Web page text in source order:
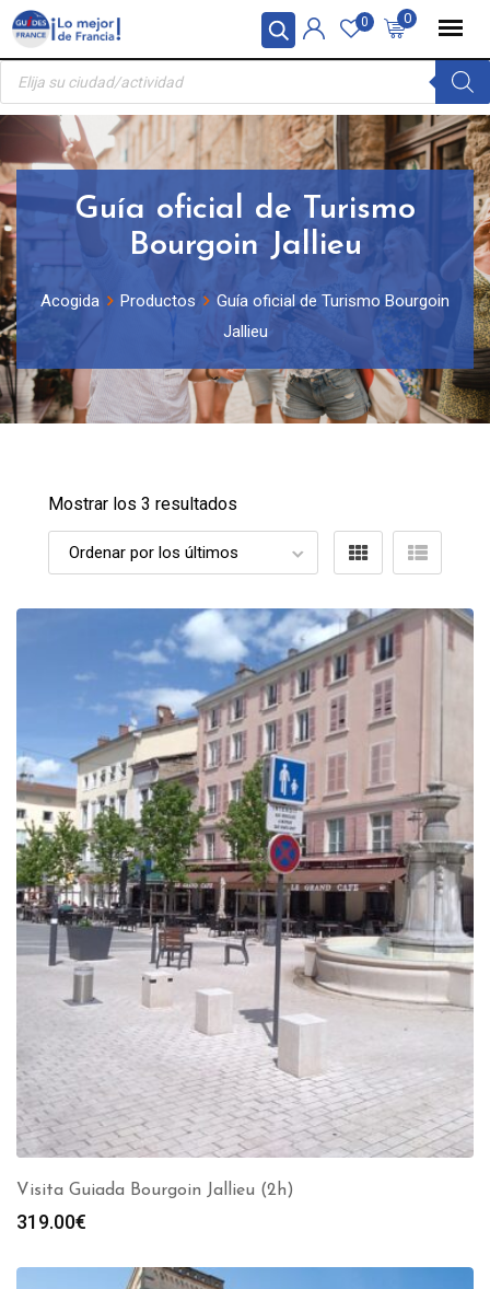
Panel de gestión de cookies
Skip
content
0
0
Búsqueda
productos
Guía oficial de Turismo
Bourgoin Jallieu
Acogida Productos
Guía oficial de Turismo Bourgoin
Jallieu
Mostrar los 3 resultados
Visita Guiada Bourgoin Jallieu (2h)
319.00€